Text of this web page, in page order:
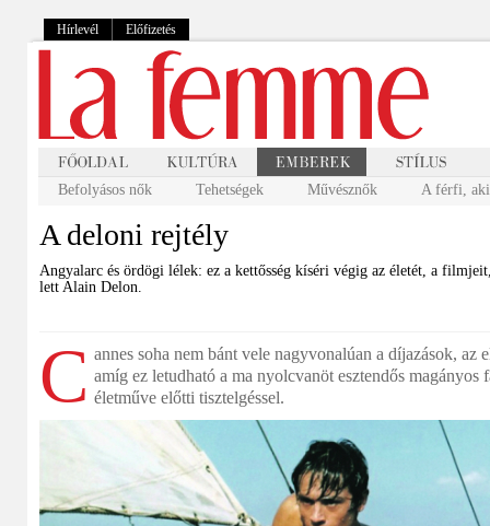
Hírlevél Előfizetés
Befolyásos nők Tehetségek Művésznők A férfi, aki
A deloni rejtély
Angyalarc és ördögi lélek: ez a kettősség kíséri végig az életét, a
lett Alain Delon.
C annes soha nem bánt vele nagyvonalúan a díjazások, az
amíg ez letudható a ma nyolcvanöt esztendős magányos
életműve előtti tisztelgéssel.